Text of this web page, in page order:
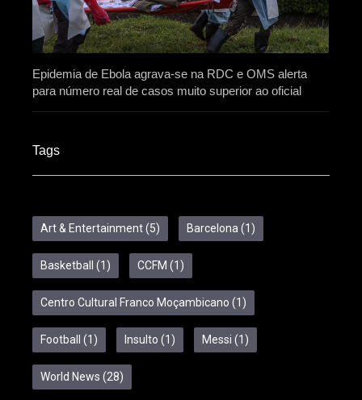
Epidemia de Ebola agrava-se na RDC e OMS alerta
para número real de casos muito superior ao oficial
Tags
Art & Entertainment(5) Barcelona (1)
Basketball (1) CCFM (1)
Centro Cultural Franco Moçambicano (1)
Football (1) Insulto (1) Messi (1)
World News (28)